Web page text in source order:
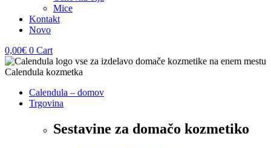
Mice
Kontakt
Novo
0,00€ 0 Cart
Calendula – domov
Trgovina
Sestavine za domačo kozmetiko